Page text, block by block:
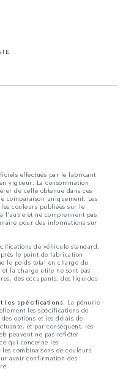
effectués par le fabricant
vigueur. La consommation
de celle obtenue dans ces
comparaison uniquement. Les
couleurs publiées sur le
l'autre et ne comprennent pas
pour des informations sur
de véhicule standard.
le point de fabrication
le poids total en charge du
la charge utile ne sont pas
des occupants, des liquides
les spécifications. La pénurie
les spécifications de
options et les délais de
et par conséquent, les
peuvent ne pas refléter
qui concerne les
combinaisons de couleurs.
avoir confirmation des